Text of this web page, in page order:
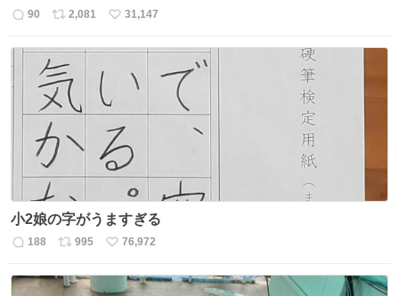
返
90
リ
ト
数
2,081
い
31,147
小2娘の字がうますぎる
返
数
188
リ
ス
995
い
ね
76,972